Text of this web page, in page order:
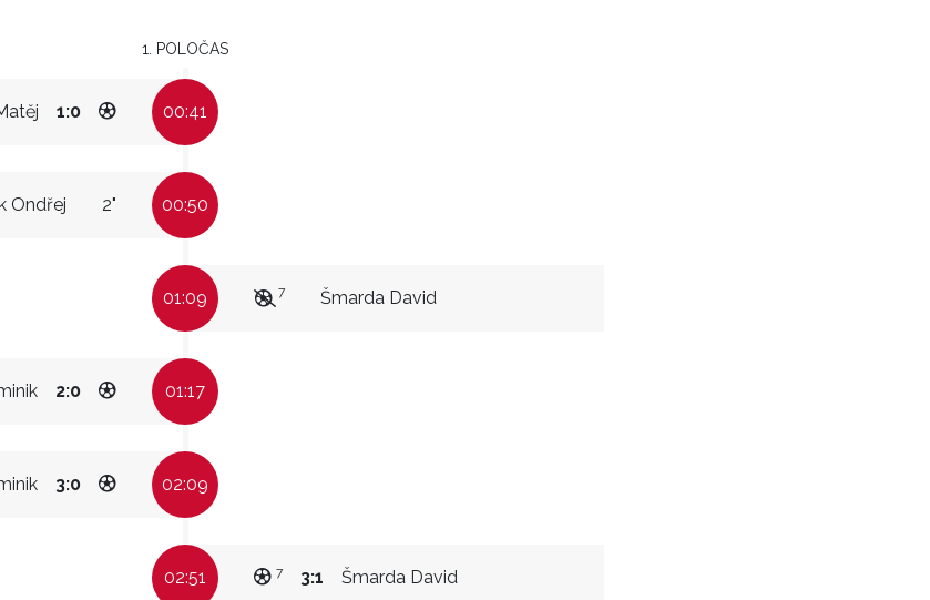
1. POLOČAS
1:0 00:41
Ondřej 2" 00:50
01:09 Šmarda David
7
2:0 01:17
3:0 02:09
02:51 Šmarda David
3:1
7